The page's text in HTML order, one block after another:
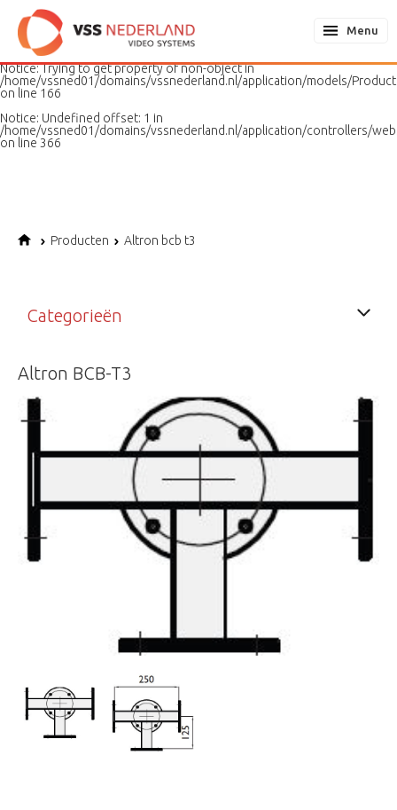
Notice: Undefined variable: page in
/home/vssned01/domains/vssnederland.nl/application/models/
on line
187
Notice: Trying to get property of non-object in
/home/vssned01/domains/vssnederland.nl/application/models/
on line 166
Notice: Undefined offset: 1 in
/home/vssned01/domains/vssnederland.nl/application/controllers/
on line 366
Menu
Producten Altron bcb t3
Categorieën
Altron BCB-T3